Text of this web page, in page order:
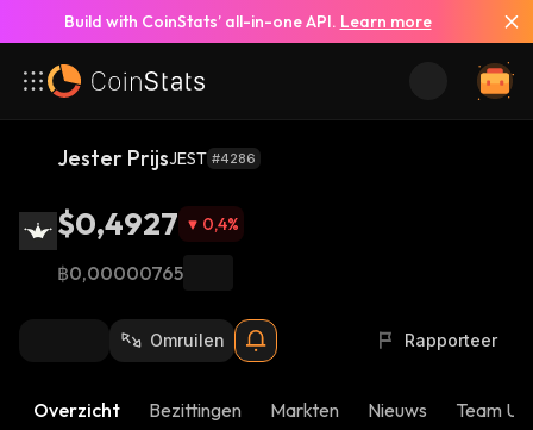
Build with CoinStats’ all-in-one API. Learn more
Jester PrijsJEST #4286
$0,4927 0,4%
฿0,00000765
Omruilen Rapporteer
Overzicht Bezittingen Markten Nieuws Team